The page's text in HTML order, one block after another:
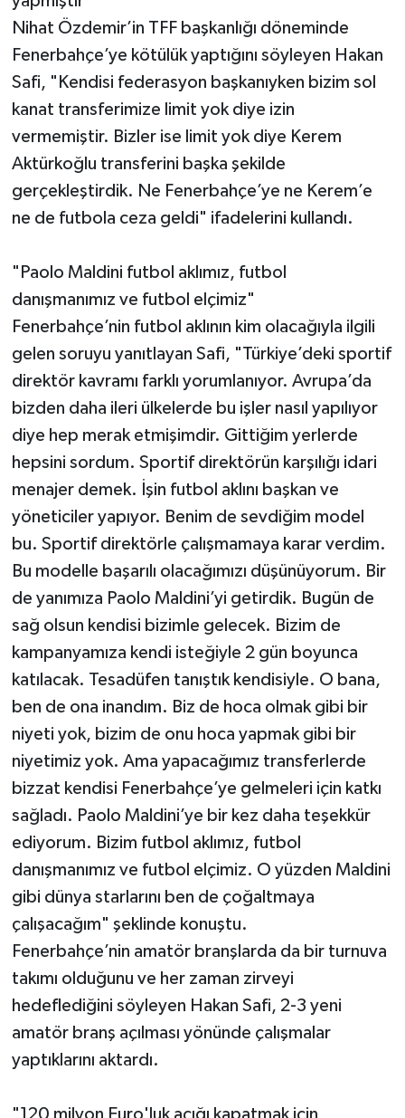
Nihat Özdemir’in TFF başkanlığı döneminde
Fenerbahçe’ye kötülük yaptığını söyleyen Hakan
Safi, "Kendisi federasyon başkanıyken bizim sol
kanat transferimize limit yok diye izin
vermemiştir. Bizler ise limit yok diye Kerem
Aktürkoğlu transferini başka şekilde
gerçekleştirdik. Ne Fenerbahçe’ye ne Kerem’e
ne de futbola ceza geldi" ifadelerini kullandı.
"Paolo Maldini futbol aklımız, futbol
danışmanımız ve futbol elçimiz"
Fenerbahçe’nin futbol aklının kim olacağıyla ilgili
gelen soruyu yanıtlayan Safi, "Türkiye’deki sportif
direktör kavramı farklı yorumlanıyor. Avrupa’da
bizden daha ileri ülkelerde bu işler nasıl yapılıyor
diye hep merak etmişimdir. Gittiğim yerlerde
hepsini sordum. Sportif direktörün karşılığı idari
menajer demek. İşin futbol aklını başkan ve
yöneticiler yapıyor. Benim de sevdiğim model
bu. Sportif direktörle çalışmamaya karar verdim.
Bu modelle başarılı olacağımızı düşünüyorum. Bir
de yanımıza Paolo Maldini’yi getirdik. Bugün de
sağ olsun kendisi bizimle gelecek. Bizim de
kampanyamıza kendi isteğiyle 2 gün boyunca
katılacak. Tesadüfen tanıştık kendisiyle. O bana,
ben de ona inandım. Biz de hoca olmak gibi bir
niyeti yok, bizim de onu hoca yapmak gibi bir
niyetimiz yok. Ama yapacağımız transferlerde
bizzat kendisi Fenerbahçe’ye gelmeleri için katkı
sağladı. Paolo Maldini’ye bir kez daha teşekkür
ediyorum. Bizim futbol aklımız, futbol
danışmanımız ve futbol elçimiz. O yüzden Maldini
gibi dünya starlarını ben de çoğaltmaya
çalışacağım" şeklinde konuştu.
Fenerbahçe’nin amatör branşlarda da bir turnuva
takımı olduğunu ve her zaman zirveyi
hedeflediğini söyleyen Hakan Safi, 2-3 yeni
amatör branş açılması yönünde çalışmalar
yaptıklarını aktardı.
"120 milyon Euro'luk açığı kapatmak için